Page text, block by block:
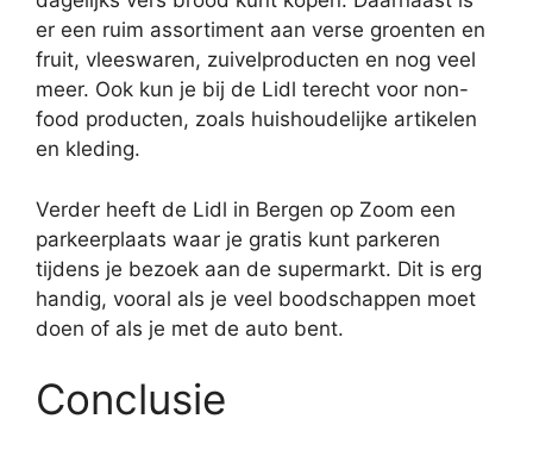
er een ruim assortiment aan verse groenten en
fruit, vleeswaren, zuivelproducten en nog veel
meer. Ook kun je bij de Lidl terecht voor non-
food producten, zoals huishoudelijke artikelen
en kleding.
Verder heeft de Lidl in Bergen op Zoom een
parkeerplaats waar je gratis kunt parkeren
tijdens je bezoek aan de supermarkt. Dit is erg
handig, vooral als je veel boodschappen moet
doen of als je met de auto bent.
Conclusie